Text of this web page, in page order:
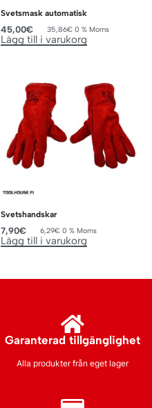
Svetsmask automatisk
45,00€ 35,86€ 0 % Moms
Lägg till i varukorg
Svetshandskar
7,90€ 6,29€ 0 % Moms
Lägg till i varukorg
Garanterad tillgänglighet
Alla produkter från eget lager